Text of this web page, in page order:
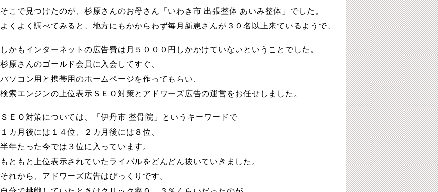
そこで見つけたのが、杉原さんのお母さん「いわき市 出張整体 あいみ整体」でした。
よくよく調べてみると、地方にもかからわず毎月新患さんが３０名以上来ているようで、
しかもインターネットの広告費は月５０００円しかかけていないということでした。
杉原さんのゴールド会員に入会してすぐ、
パソコン用と携帯用のホームページを作ってもらい、
検索エンジンの上位表示ＳＥＯ対策とアドワーズ広告の運営をお任せしました。
ＳＥＯ対策については、「伊丹市 整骨院」というキーワードで
１カ月後には１４位、２カ月後には８位、
半年たった今では３位に入っています。
もともと上位表示されていたライバルをどんどん抜いていきました。
それから、アドワーズ広告はびっくりです。